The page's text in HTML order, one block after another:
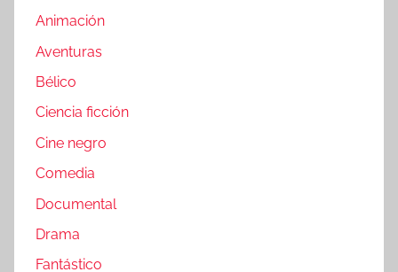
Animación
Aventuras
Bélico
Ciencia ficción
Cine negro
Comedia
Documental
Drama
Fantástico